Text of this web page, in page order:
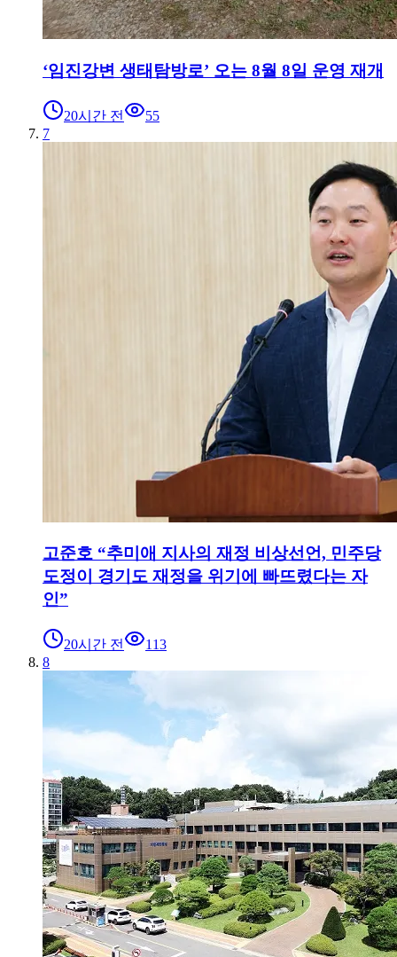
‘임진강변 생태탐방로’ 오는 8월 8일 운영 재개
20시간 전
55
7
고준호 “추미애 지사의 재정 비상선언, 민주당
도정이 경기도 재정을 위기에 빠뜨렸다는 자
인”
20시간 전
113
8